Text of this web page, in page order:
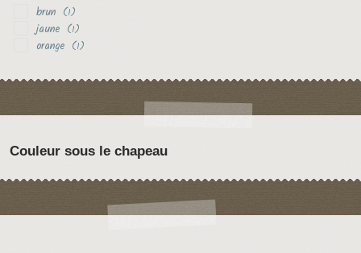
brun (1)
jaune (1)
orange (1)
Couleur sous le chapeau